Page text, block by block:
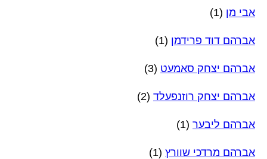
אבי מן (1)
אברהם דוד פרידמן (1)
אברהם יצחק סאמעט (3)
אברהם יצחק רוזנפעלד (2)
אברהם ליבער (1)
אברהם מרדכי שוורץ (1)